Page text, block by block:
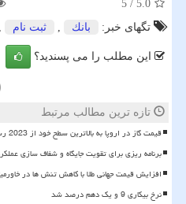
5.0
/
5
تگهای خبر:
بانك , ثبت نام ,
این مطلب را می پسندید؟
تازه ترین مطالب مرتبط
قیمت گاز در اروپا به بالاترین سطح خود از 2023 رسید
برنامه ریزی برای تقویت جایگاه و شفاف سازی
افزایش قیمت جهانی طلا با کاهش تنش ها در
نرخ بیکاری 9 و یک دهم درصد شد